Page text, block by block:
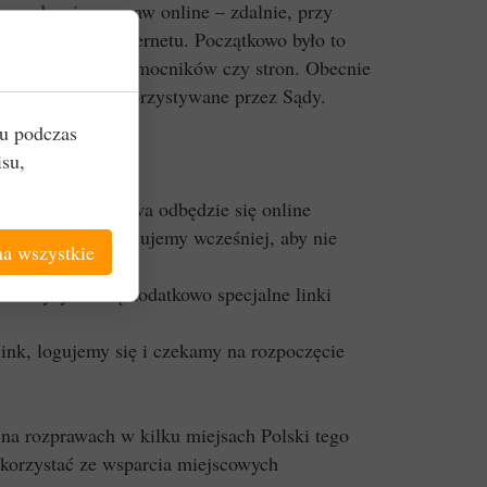
rozpraw online – zdalnie, przy
Internetu. Początkowo było to
jak i dla pełnomocników czy stron. Obecnie
chętniej wykorzystywane przez Sądy.
że rozprawa odbędzie się online
rozprawy (pilnujemy wcześniej, aby nie
wysyłane są dodatkowo specjalne linki
logujemy się i czekamy na rozpoczęcie
rozprawach w kilku miejsach Polski tego
ze wsparcia miejscowych
podczas
wszystkie